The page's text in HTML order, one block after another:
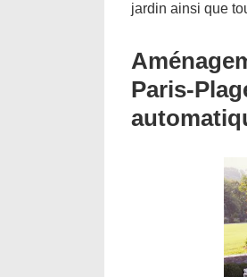
jardin ainsi que
Paris-